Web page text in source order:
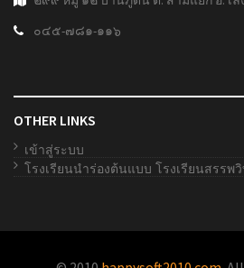
๐๔๕-๗๘๑-๑๑๖
OTHER LINKS
เข้าสู่ระบบ
โรงเรียนนำร่องต้นแบบ โรงเรียนสรรพ